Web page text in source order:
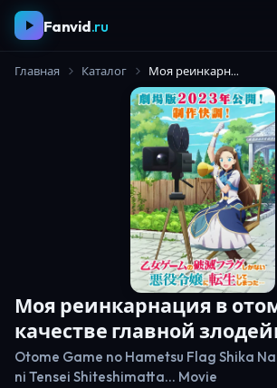
Fanvid.ru
Главная Каталог Моя реинкарнация в отомэ-игре в качестве главной злодейки. Фильм
Моя реинкарнация в
качестве главной
Otome Game no Hametsu Flag Shika
ni Tensei Shiteshimatta... Movie